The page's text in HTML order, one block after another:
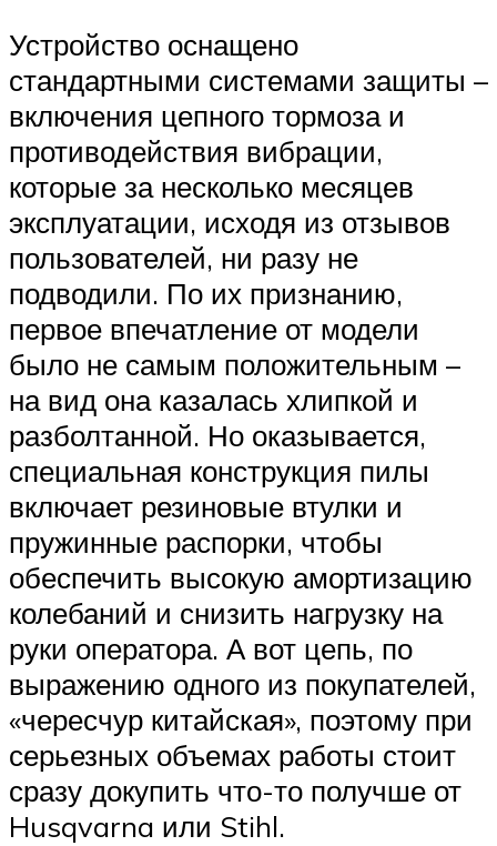
Устройство оснащено
стандартными системами защиты –
включения цепного тормоза и
противодействия вибрации,
которые за несколько месяцев
эксплуатации, исходя из отзывов
пользователей, ни разу не
подводили. По их признанию,
первое впечатление от модели
было не самым положительным –
на вид она казалась хлипкой и
разболтанной. Но оказывается,
специальная конструкция пилы
включает резиновые втулки и
пружинные распорки, чтобы
обеспечить высокую амортизацию
колебаний и снизить нагрузку на
руки оператора. А вот цепь, по
выражению одного из покупателей,
«чересчур китайская», поэтому при
серьезных объемах работы стоит
сразу докупить что-то получше от
Husqvarna или Stihl.